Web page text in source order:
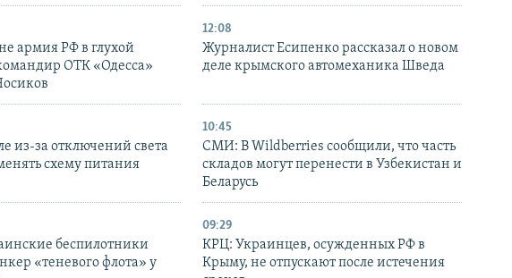
армия РФ в глухой
ОТК «Одесса»
12:08
Журналист Есипенко рассказал о новом
деле крымского автомеханика Шведа
из-за отключений света
схему питания
10:45
СМИ: В Wildberries сообщили, что часть
складов могут перенести в Узбекистан и
Беларусь
беспилотники
«теневого флота» у
09:29
КРЦ: Украинцев, осужденных РФ в
Крыму, не отпускают после истечения